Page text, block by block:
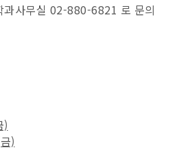
과사무실 02-880-6821 로 문의
)
)